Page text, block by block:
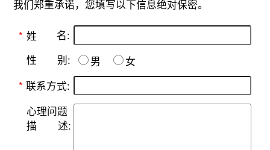
我们郑重承诺，您填写以下信息绝对保密。
* 姓 名:
性 别: 男
女
* 联系方式:
心理问题
描
述: